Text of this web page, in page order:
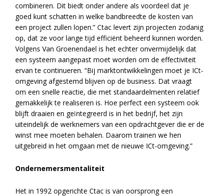
combineren. Dit biedt onder andere als voordeel dat je
goed kunt schatten in welke bandbreedte de kosten van
een project zullen lopen.” Ctac levert zijn projecten zodanig
op, dat ze voor lange tijd efficiënt beheerd kunnen worden.
Volgens Van Groenendael is het echter onvermijdelijk dat
een systeem aangepast moet worden om de effectiviteit
ervan te continueren. “Bij marktontwikkelingen moet je ICt-
omgeving afgestemd blijven op de business. Dat vraagt
om een snelle reactie, die met standaardelmenten relatief
gemakkelijk te realiseren is. Hoe perfect een systeem ook
blijft draaien en geïntegreerd is in het bedrijf, het zijn
uiteindelijk de werknemers van een opdrachtgever die er de
winst mee moeten behalen. Daarom trainen we hen
uitgebreid in het omgaan met de nieuwe ICt-omgeving.”
Ondernemersmentaliteit
Het in 1992 opgerichte Ctac is van oorsprong een